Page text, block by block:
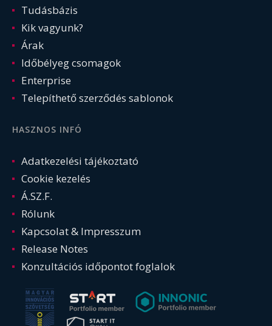
Tudásbázis
Kik vagyunk?
Árak
Időbélyeg csomagok
Enterprise
Telepíthető szerződés sablonok
HASZNOS INFÓ
Adatkezelési tájékoztató
Cookie kezelés
Á.SZ.F.
Rólunk
Kapcsolat & Impresszum
Release Notes
Konzultációs időpontot foglalok